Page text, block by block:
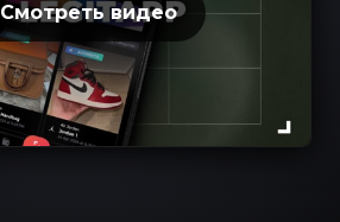
Смотреть видео